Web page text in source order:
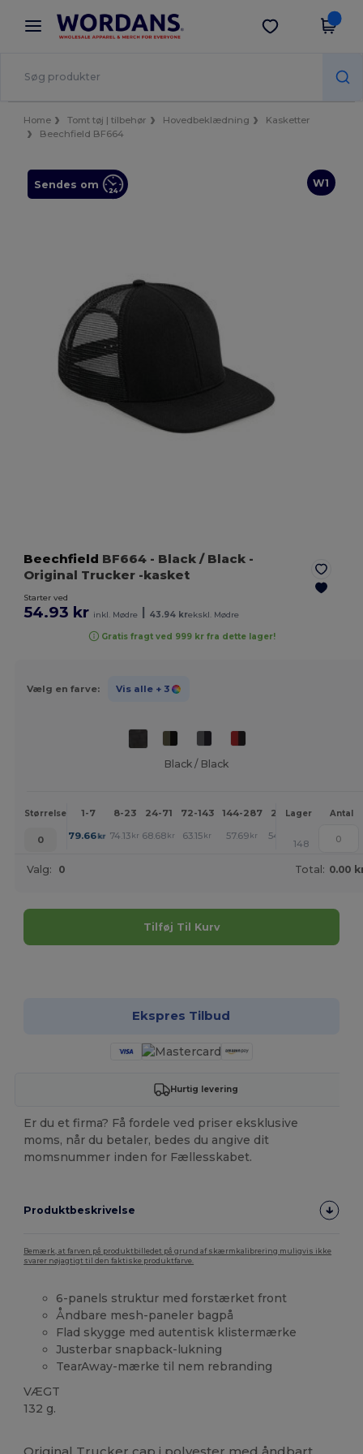
× Wordans-app
Bedre priser i appen!
Hent app
Home Tomt tøj | tilbehør Hovedbeklædning
Kasketter
Beechfield BF664
W1
Sendes om
Beechfield BF664 - Black / Black -
Original Trucker -kasket
Starter ved
54.93 kr inkl. Mødre 43.94 krekskl. Mødre
Gratis fragt ved 999 kr fra dette lager!
Vælg en farve: Vis alle + 3
Black / Black
Størrelse 1-7 8-23 24-71 72-143 144-287 288 + Mere
Lager Antal
0 79.66kr 74.13 kr 68.68 kr 63.15 kr 57.69 kr 54.93
148
Valg: 0 Total: 0.00
Tilføj Til Kurv
Ekspres Tilbud
Hurtig levering
Er du et firma? Få fordele ved priser eksklusive
moms, når du betaler, bedes du angive dit
momsnummer inden for Fællesskabet.
Produktbeskrivelse
Bemærk, at farven på produktbilledet på grund af skærmkalibrering muligvis ikke
svarer nøjagtigt til den faktiske produktfarve.
6-panels struktur med forstærket front
Åndbare mesh-paneler bagpå
Flad skygge med autentisk klistermærke
Justerbar snapback-lukning
TearAway-mærke til nem rebranding
VÆGT
132 g.